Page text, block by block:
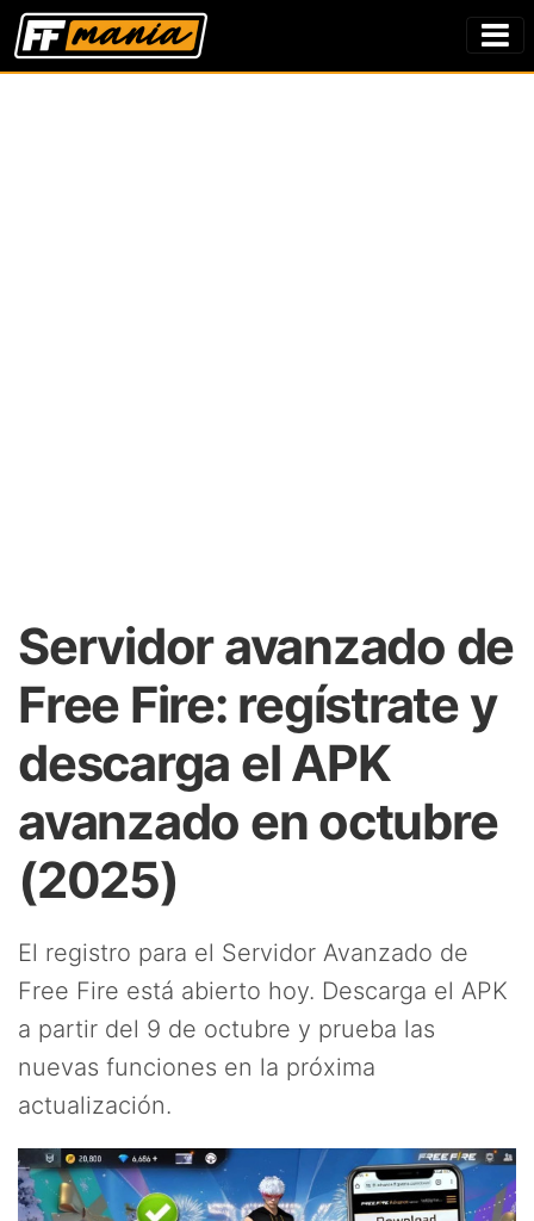
Servidor avanzado de
Free Fire: regístrate y
descarga el APK
avanzado en octubre
(2025)
El registro para el Servidor Avanzado de
Free Fire está abierto hoy. Descarga el APK
a partir del 9 de octubre y prueba las
nuevas funciones en la próxima
actualización.